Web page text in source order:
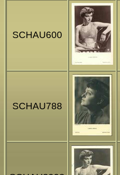
SCHAU600
SCHAU788